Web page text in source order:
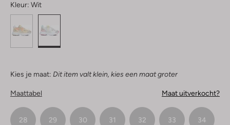
Kleur: Wit
Kies je maat: Dit item valt klein, kies een maat groter
Maattabel Maat uitverkocht?
28 29 30 31 32 33 34